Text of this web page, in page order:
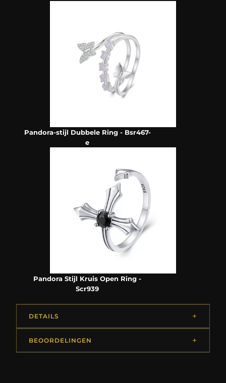
Pandora-stijl Dubbele Ring - Bsr467-
e
Pandora Stijl Kruis Open Ring -
Scr939
DETAILS
BEOORDELINGEN